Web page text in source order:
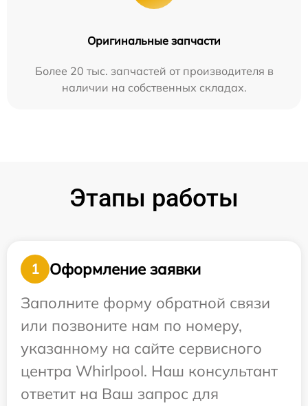
Оригинальные запчасти
Более 20 тыс. запчастей от производителя в
наличии на собственных складах.
Этапы работы
1
Оформление заявки
Заполните форму обратной связи
или позвоните нам по номеру,
указанному на сайте сервисного
центра Whirlpool. Наш консультант
ответит на Ваш запрос для